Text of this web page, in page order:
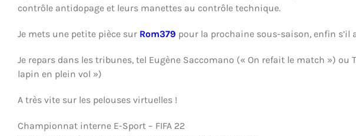
contrôle antidopage et leurs manettes au contrôle technique.
Je mets une petite pièce sur Rom379 pour la prochaine sous-saison, enfin s’il
Je repars dans les tribunes, tel Eugène Saccomano (« On refait le match ») ou
lapin en plein vol »)
A très vite sur les pelouses virtuelles !
Championnat interne E-Sport – FIFA 22